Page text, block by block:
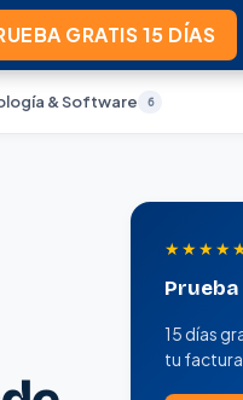
GRATIS 15 DÍAS
& Software 6
15 días
tu